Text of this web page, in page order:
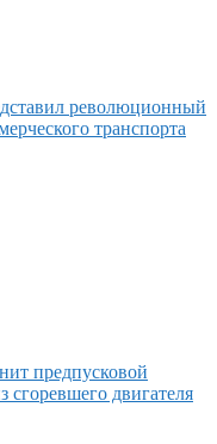
революционный
транспорта
предпусковой
сгоревшего двигателя